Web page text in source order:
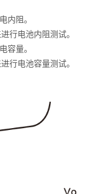
内阻。
行电池内阻测试。
容量。
行电池容量测试。